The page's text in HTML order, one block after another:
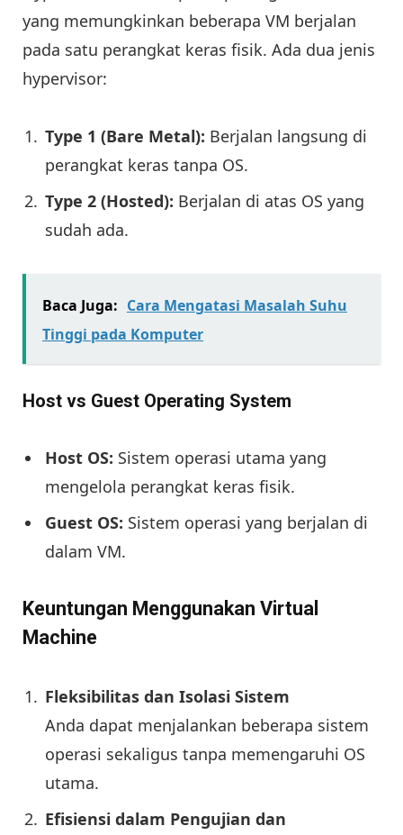
yang memungkinkan beberapa VM berjalan
pada satu perangkat keras fisik. Ada dua jenis
hypervisor:
Type 1 (Bare Metal): Berjalan langsung di
perangkat keras tanpa OS.
Type 2 (Hosted): Berjalan di atas OS yang
sudah ada.
Baca Juga: Cara Mengatasi Masalah Suhu
Tinggi pada Komputer
Host vs Guest Operating System
Host OS: Sistem operasi utama yang
mengelola perangkat keras fisik.
Guest OS: Sistem operasi yang berjalan di
dalam VM.
Keuntungan Menggunakan Virtual
Machine
Fleksibilitas dan Isolasi Sistem
Anda dapat menjalankan beberapa sistem
operasi sekaligus tanpa memengaruhi OS
utama.
Efisiensi dalam Pengujian dan